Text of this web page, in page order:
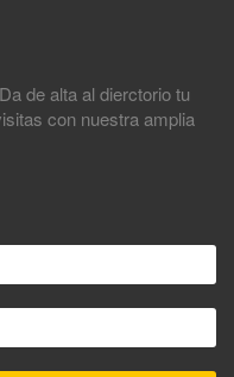
de alta al dierctorio tu
con nuestra amplia